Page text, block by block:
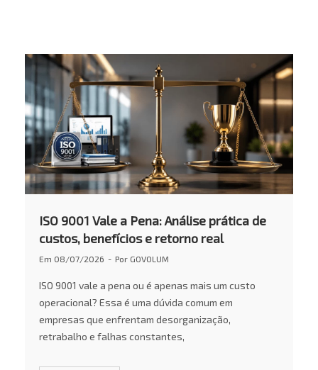
ISO 9001 Vale a Pena: Análise prática de
custos, benefícios e retorno real
Em 08/07/2026 Por GOVOLUM
ISO 9001 vale a pena ou é apenas mais um custo
operacional? Essa é uma dúvida comum em
empresas que enfrentam desorganização,
retrabalho e falhas constantes,